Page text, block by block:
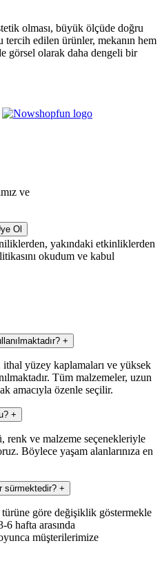
olması, büyük ölçüde doğru
tercih edilen ürünler, mekanın hem
görsel olarak daha dengeli bir
ve
Ol
yakındaki etkinliklerden
okudum ve kabul
+
yüzey kaplamaları ve yüksek
Tüm malzemeler, uzun
amacıyla özenle seçilir.
+
ve malzeme seçenekleriyle
Böylece yaşam alanlarınıza en
sürmektedir? +
göre değişiklik göstermekle
6 hafta arasında
müşterilerimize